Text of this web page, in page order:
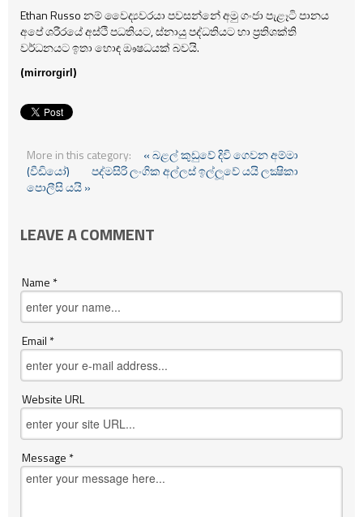
Ethan Russo නම් වෛද්‍යවරයා පවසන්නේ අමු ගංජා පැළෑටි පානය
අපේ ශරීරයේ අස්ථි පධතියට, ස්නායු පද්ධතියට හා ප්‍රතිශක්ති
වර්ධනයට ඉතා හොඳ ඖෂධයක් බවයි.
(mirrorgirl )
More in this category:
« බළල් කුඩුවේ දිවි ගෙවන අම්මා
(වීඩියෝ)
පද්මසිරි ලංගික අල්ලස් ඉල්ලූවේ යයි ලක්‍ෂිකා
පොලීසි යයි »
LEAVE A COMMENT
Name *
Email *
Website URL
Message *